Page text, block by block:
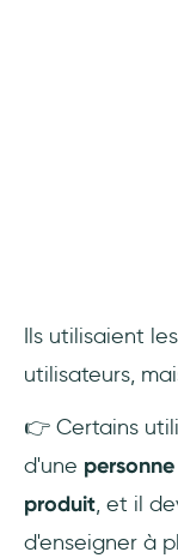
Ils utilisaient
utilisateurs,
👉 Certains
d'une
produit, et il
d'enseigner à